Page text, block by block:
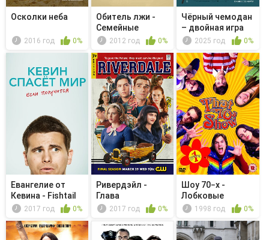
Осколки неба
2016 год 0%
Обитель лжи -
Семейные
ценности
2012 год 0%
Чёрный чемодан
– двойная игра
2025 год 0%
Евангелие от
Кевина - Fishtail
2017 год 0%
Ривердэйл -
Глава
восемьдесят
2017 год 0%
Шоу 70−х -
Лобковые
волосы
1998 год 0%